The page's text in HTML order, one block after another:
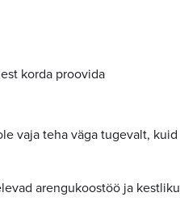
korda proovida
vaja teha väga tugevalt, kuid
arengukoostöö ja kestliku